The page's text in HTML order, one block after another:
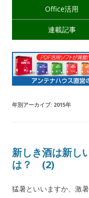
Office活用
連載記事
年別アーカイブ: 2015年
新しき酒は新し
は？ (2)
猛暑といいますか、激